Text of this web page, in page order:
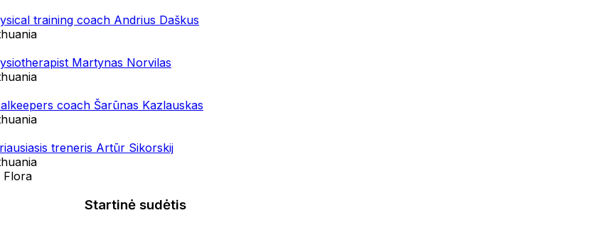
training coach Andrius Daškus
Martynas Norvilas
coach Šarūnas Kazlauskas
treneris Artūr Sikorskij
Flora
Startinė sudėtis